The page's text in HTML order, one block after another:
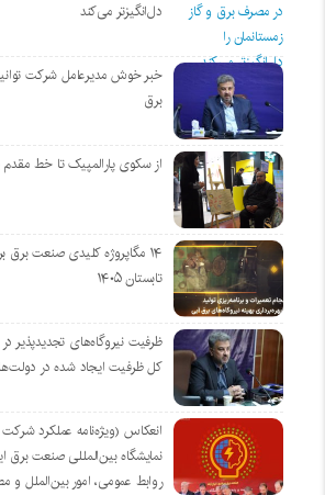
دل‌انگیزتر می‌کند
خبر خوش مدیرعامل شرکت
برق
از سکوی پارالمپیک تا خط مقدم
۱۴ مگاپروژه‌ کلیدی صنعت برق
تابستان ۱۴۰۵
ظرفیت نیروگاه‌های تجدیدپذیر
کل ظرفیت ایجاد شده در
انعکاس (ویژه‌نامه عملکرد
نمایشگاه بین‌المللی صنعت برق
روابط عمومی، امور بین‌الملل